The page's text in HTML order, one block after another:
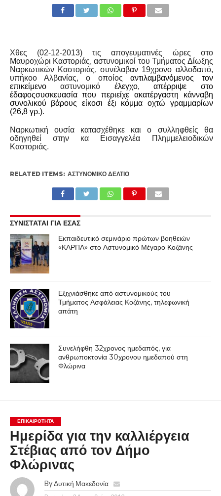
Χθες (02-12-2013) τις απογευματινές ώρες στο
Μαυροχώρι Καστοριάς, αστυνομικοί του Τμήματος Δίωξης
Ναρκωτικών Καστοριάς, συνέλαβαν 19χρονο αλλοδαπό,
υπήκοο Αλβανίας, ο οποίοςαντιλαμβανόμενος τον
επικείμενοαστυνομικό έλεγχο, απέρριψε στο
έδαφοςσυσκευασία που περιείχε ακατέργαστη κάνναβη
συνολικού βάρους είκοσι έξι κόμμα οχτώ γραμμαρίων
(26,8 γρ.).
Ναρκωτική ουσία κατασχέθηκε και ο συλληφθείς θα
οδηγηθεί στην κα Εισαγγελέα Πλημμελειοδικών
Καστοριάς.
RELATED ITEMS: ΑΣΤΥΝΟΜΙΚΌ ΔΕΛΤΊΟ
ΣΥΝΙΣΤΑΤΑΙ ΓΙΑ ΕΣΑΣ
Εκπαιδευτικό σεμινάριο πρώτων βοηθειών
«ΚΑΡΠΑ» στο Αστυνομικό Μέγαρο Κοζάνης
Εξιχνιάσθηκε από αστυνομικούς του
Τμήματος Ασφάλειας Κοζάνης, τηλεφωνική
απάτη
Συνελήφθη 32χρονος ημεδαπός, για
ανθρωποκτονία 30χρονου ημεδαπού στη
Φλώρινα
ΕΠΙΚΑΙΡΟΤΗΤΑ
Ημερίδα για την καλλιέργεια
Στέβιας από τον Δήμο
Φλώρινας
By Δυτική Μακεδονία